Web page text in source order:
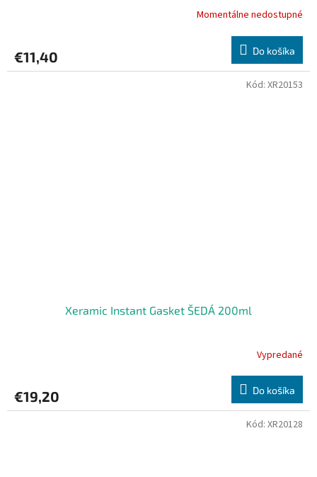
Momentálne nedostupné
€11,40 Do košíka
Xeramic Instant Gasket ŠEDÁ 200ml
Vypredané
€19,20 Do košíka
Kód: XR20153
Kód: XR20128